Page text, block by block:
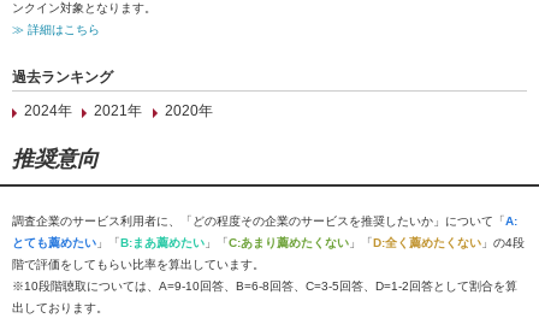
ンクイン対象となります。
≫ 詳細はこちら
過去ランキング
2024年
2021年 2020年
推奨意向
調査企業のサービス利用者に、「どの程度その企業のサービスを推奨したいか」について「A:
とても薦めたい 」「B:まあ薦めたい 」「C:あまり薦めたくない 」「D:全く薦めたくない 」の4段
階で評価をしてもらい比率を算出しています。
※10段階聴取については、A=9-10回答、B=6-8回答、C=3-5回答、D=1-2回答として割合を算
出しております。